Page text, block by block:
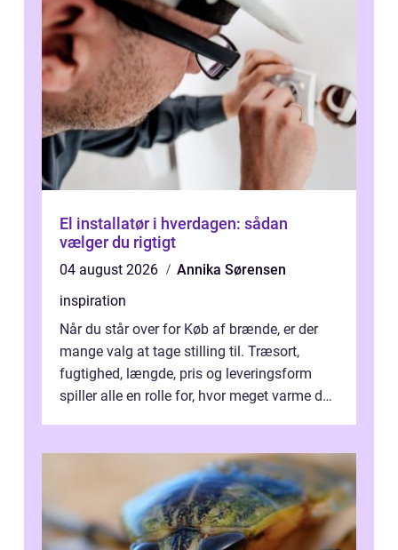
El installatør i hverdagen: sådan
vælger du rigtigt
04 august 2026
Annika Sørensen
inspiration
Når du står over for Køb af brænde, er der
mange valg at tage stilling til. Træsort,
fugtighed, længde, pris og leveringsform
spiller alle en rolle for, hvor meget varme du